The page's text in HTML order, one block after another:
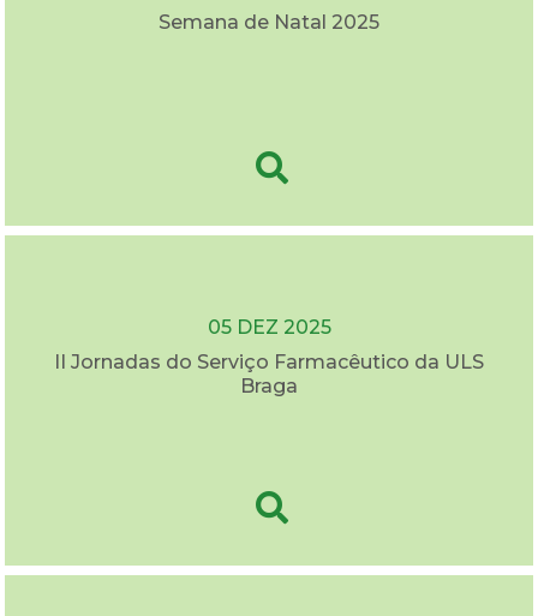
Semana de Natal 2025
05 DEZ 2025
II Jornadas do Serviço Farmacêutico da ULS
Braga